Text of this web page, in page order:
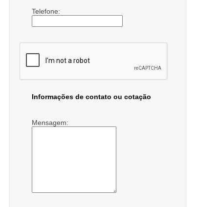
Telefone:
Informações de contato ou cotação
Mensagem: